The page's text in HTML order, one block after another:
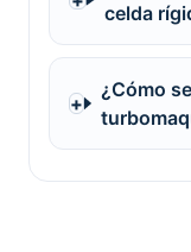
celda
¿Cómo